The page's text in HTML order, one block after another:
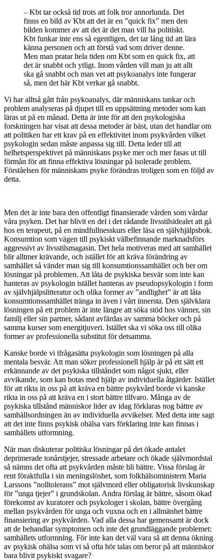
– Kbt tar också tid trots att folk tror annorlunda. Det
finns en bild av Kbt att det är en ”quick fix” men den
bilden kommer av att det är det man vill ha politiskt.
Kbt funkar inte ens så egentligen, det tar lång tid att lära
känna personen och att förstå vad som driver denne.
Men man pratar hela tiden om Kbt som en quick fix, att
det är snabbt och ytligt. Inom vården vill man ju att allt
ska gå snabbt och man vet att psykoanalys inte fungerar
så, men det här Kbt verkar gå snabbt.
Vi har alltså gått från psykoanalys, där människans tankar och
problem analyseras på djupet till en uppsättning metoder som kan
läras ut på en månad. Detta är inte för att den psykologiska
forskningen har visat att dessa metoder är bäst, utan det handlar om
att politiken har ett krav på en effektivitet inom psykvården vilket
psykologin sedan måste anpassa sig till. Detta leder till att
helhetsperspektivet på människans psyke mer och mer fasas ut till
förmån för att finna effektiva lösningar på isolerade problem.
Förståelsen för människans psyke förändras troligen som en följd av
detta.
Men det är inte bara den offentligt finansierade vården som vårdar
våra psyken. Det har blivit en del i det rådande livsstilsidealet att gå
hos en terapeut, på en mindfullnesskurs eller läsa en självhjälpsbok.
Konsumtion som vägen till psykiskt välbefinnande marknadsförs
aggressivt av livsstilsmagasin. Det hela motiveras med att samhället
blir alltmer krävande, och istället för att kräva förändring av
samhället så vänder man sig till konsumtionssamhället och ber om
lösningar på problemen. Att låta de psykiska besvär som inte kan
hanteras av psykologin istället hanteras av pseudopsykologin i form
av självhjälpslitteratur och olika former av ”andlighet” är att låta
konsumtionssamhället tränga in även i vårt innersta. Den självklara
lösningen på ett problem är inte längre att söka stöd hos vänner, sin
familj eller sin partner, sådant avfärdas av samma böcker och på
samma kurser som energitjuveri. Istället ska vi söka oss till olika
former av professionella substitut för detsamma.
Kanske borde vi ifrågasätta psykologin som lösningen på alla
mentala besvär. Att man söker professionell hjälp är på ett sätt ett
erkännande av det psykiska tillståndet som något sjukt, eller
avvikande, som kan botas med hjälp av individuella åtgärder. Istället
för att rikta in oss på att kräva en bättre psykvård borde vi kanske
rikta in oss på att kräva en i stort bättre tillvaro. Många av de
psykiska tillstånd människor lider av idag förklaras nog bättre av
samhällsordningen än av individuella avvikelser. Med detta inte sagt
att det inte finns psykisk ohälsa vars förklaring inte kan finnas i
samhällets utformning.
När man diskuterar politiska lösningar på det ökade antalet
deprimerade tonårstjejer, stressade arbetare och ökade självmordstal
så nämns det ofta att psykvården måste bli bättre. Vissa förslag är
rent föraktfulla i sin meningslöshet, som folkhälsoministern Maria
Larssons ”nolltolerans” mot självmord eller obligatorisk livskunskap
för ”unga tjejer” i grundskolan. Andra förslag är bättre, såsom ökad
förekomst av kuratorer och psykologer i skolan, bättre övergång
mellan psykvården för unga och vuxna och en i allmänhet bättre
finansiering av psykvården. Vad alla dessa har gemensamt är dock
att de behandlar symptomen och inte det grundläggande problemet:
samhällets utformning. För inte kan det väl vara så att denna ökning
av psykisk ohälsa som vi så ofta hör talas om beror på att människor
bara blivit psykiskt svagare?